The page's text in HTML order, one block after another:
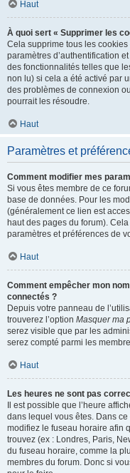
Haut
À quoi sert « Supprimer les
Cela supprime tous les
paramètres d’authentification
des fonctionnalités telles que
non lu) si cela a été activé par
des problèmes de connexion
pourrait les résoudre.
Haut
Paramètres et
Comment modifier mes
Si vous êtes membre de ce
base de données. Pour les
(généralement ce lien est
haut des pages du forum).
paramètres et préférences de
Haut
Comment empêcher mon
connectés ?
Depuis votre panneau de
trouverez l’option Masquer ma
serez visible que par les
serez compté parmi les
Haut
Les heures ne sont pas
Il est possible que l’heure
dans lequel vous êtes. Dans ce
modifiez le fuseau horaire afin
trouvez (ex : Londres, Paris,
du fuseau horaire, comme la
membres du forum. Donc si